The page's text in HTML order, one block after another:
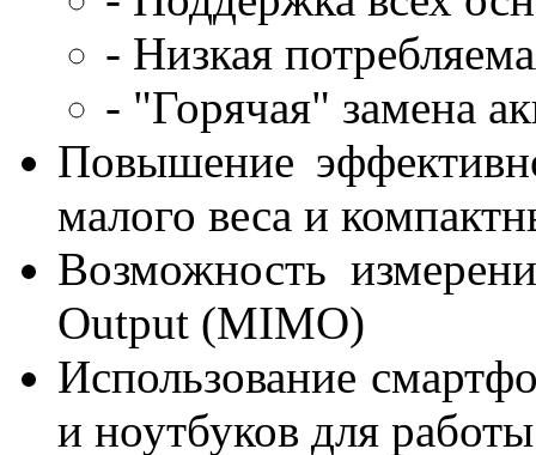
- Низкая
- "Горячая" замена
Повышение
малого веса и
Возможность
Output (MIMO)
Использование
и ноутбуков для